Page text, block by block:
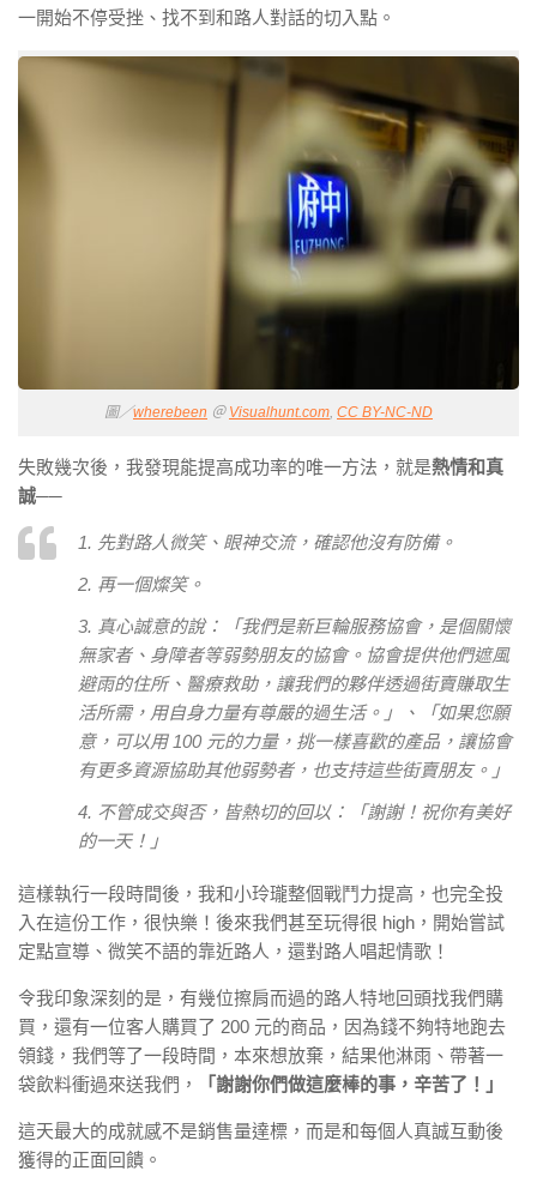
一開始不停受挫、找不到和路人對話的切入點。
圖／wherebeen ＠ Visualhunt.com CC BY-NC-ND
失敗幾次後，我發現能提高成功率的唯一方法，就是熱情和真
誠──
1. 先對路人微笑、眼神交流，確認他沒有防備。
2. 再一個燦笑。
3. 真心誠意的說：「我們是新巨輪服務協會，是個關懷
無家者、身障者等弱勢朋友的協會。協會提供他們遮風
避雨的住所、醫療救助，讓我們的夥伴透過街賣賺取生
活所需，用自身力量有尊嚴的過生活。」、「如果您願
意，可以用 100 元的力量，挑一樣喜歡的產品，讓協會
有更多資源協助其他弱勢者，也支持這些街賣朋友。」
4. 不管成交與否，皆熱切的回以：「謝謝！祝你有美好
的一天！」
這樣執行一段時間後，我和小玲瓏整個戰鬥力提高，也完全投
入在這份工作，很快樂！後來我們甚至玩得很 high，開始嘗試
定點宣導、微笑不語的靠近路人，還對路人唱起情歌！
令我印象深刻的是，有幾位擦肩而過的路人特地回頭找我們購
買，還有一位客人購買了 200 元的商品，因為錢不夠特地跑去
領錢，我們等了一段時間，本來想放棄，結果他淋雨、帶著一
袋飲料衝過來送我們，
「謝謝你們做這麼棒的事，辛苦了！」
這天最大的成就感不是銷售量達標，而是和每個人真誠互動後
獲得的正面回饋。